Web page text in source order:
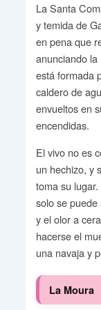
La Santa
y temida de
en pena que
anunciando
está formada
caldero de
envueltos en
encendidas.
El vivo no es
un hechizo, y
toma su
solo se
y el olor a
hacerse el
una navaja y
La Moura